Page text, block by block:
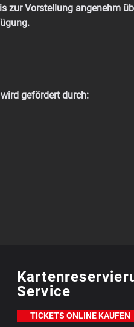
zur Vorstellung angenehm
gefördert durch:
Service
TICKETS ONLINE KAUFEN